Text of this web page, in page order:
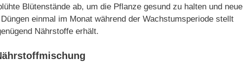
Blütenstände ab, um die Pflanze gesund zu halten und neue
einmal im Monat während der Wachstumsperiode stellt
Nährstoffe erhält.